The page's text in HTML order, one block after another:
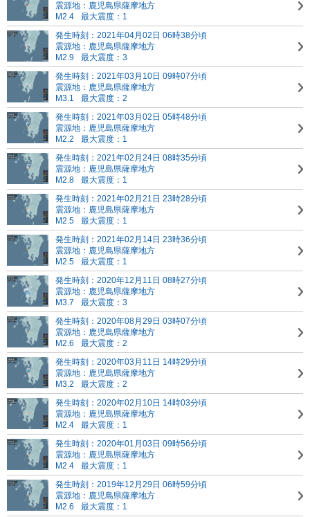
震源地：鹿児島県薩摩地方
M2.4
最大震度：1
発生時刻：2021年04月02日 06時38分頃
震源地：鹿児島県薩摩地方
M2.9
最大震度：3
発生時刻：2021年03月10日 09時07分頃
震源地：鹿児島県薩摩地方
M3.1
最大震度：2
発生時刻：2021年03月02日 05時48分頃
震源地：鹿児島県薩摩地方
M2.2
最大震度：1
発生時刻：2021年02月24日 08時35分頃
震源地：鹿児島県薩摩地方
M2.8
最大震度：1
発生時刻：2021年02月21日 23時28分頃
震源地：鹿児島県薩摩地方
M2.5
最大震度：1
発生時刻：2021年02月14日 23時36分頃
震源地：鹿児島県薩摩地方
M2.5
最大震度：1
発生時刻：2020年12月11日 08時27分頃
震源地：鹿児島県薩摩地方
M3.7
最大震度：3
発生時刻：2020年08月29日 03時07分頃
震源地：鹿児島県薩摩地方
M2.6
最大震度：2
発生時刻：2020年03月11日 14時29分頃
震源地：鹿児島県薩摩地方
M3.2
最大震度：2
発生時刻：2020年02月10日 14時03分頃
震源地：鹿児島県薩摩地方
M2.4
最大震度：1
発生時刻：2020年01月03日 09時56分頃
震源地：鹿児島県薩摩地方
M2.4
最大震度：1
発生時刻：2019年12月29日 06時59分頃
震源地：鹿児島県薩摩地方
M2.6
最大震度：1